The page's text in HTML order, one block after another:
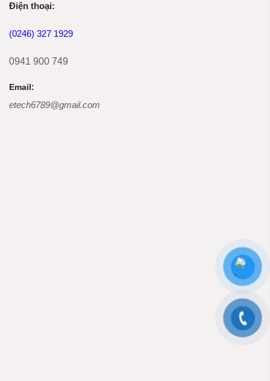
Ðiện thoại:
(0246) 327 1929
0941 900 749
Email:
etech6789@gmail.com